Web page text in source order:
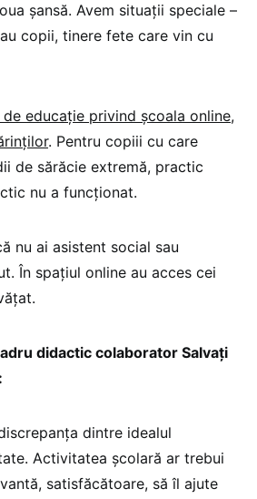
șansă. Avem situații speciale –
copii, tinere fete care vin cu
educație privind școala online,
. Pentru copiii cu care
de sărăcie extremă, practic
nu a funcționat.
nu ai asistent social sau
În spațiul online au acces cei
didactic colaborator Salvați
dintre idealul
Activitatea școlară ar trebui
satisfăcătoare, să îl ajute